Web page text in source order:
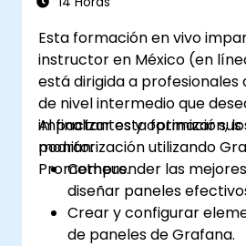
Esta formación en vivo
instructor en México (en
está dirigida a profesionales
de nivel intermedio que
impactantes y optimizar
monitorización utilizando
Prometheus.
Al finalizar esta formación,
podrán:
Comprender las
diseñar paneles
Crear y configurar
de paneles de Grafana.